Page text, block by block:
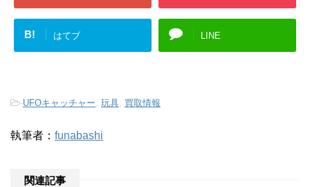
B! はてブ LINE
-UFOキャッチャー 玩具 買取情報
執筆者： funabashi
関連記事